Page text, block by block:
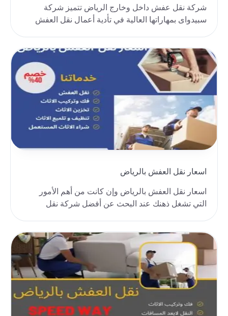
شركة نقل عفش داخل وخارج الرياض تتميز شركة
سبيدواى بمهاراتها العالية في تأدية أعمال نقل العفش
اسعار نقل العفش بالرياض
اسعار نقل العفش بالرياض وإن كانت من أهم الأمور
التي تشغل ذهنك عند البحث عن أفضل شركة نقل